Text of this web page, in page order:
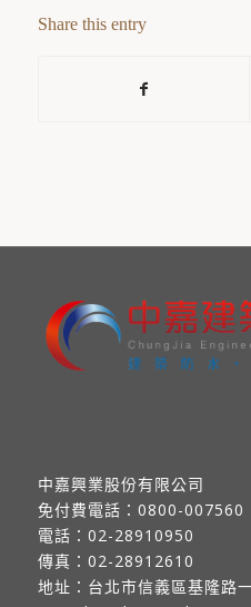
Share this entry
中嘉興業股份有限公司
免付費電話： 0800-007560
電話： 02-28910950
傳真： 02-28912610
地址： 台北市信義區基隆路